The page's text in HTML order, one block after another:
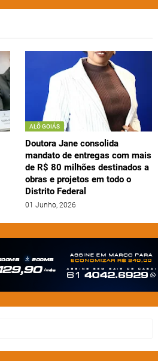
ALÔ GOIÁS
Doutora Jane consolida
mandato de entregas com mais
de R$ 80 milhões destinados a
obras e projetos em todo o
Distrito Federal
01 Junho, 2026